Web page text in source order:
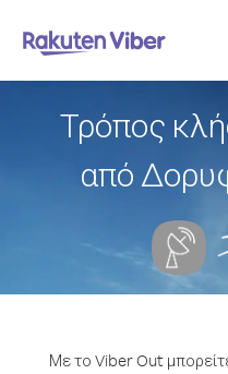
Τρόπος
από
Με το Viber Out